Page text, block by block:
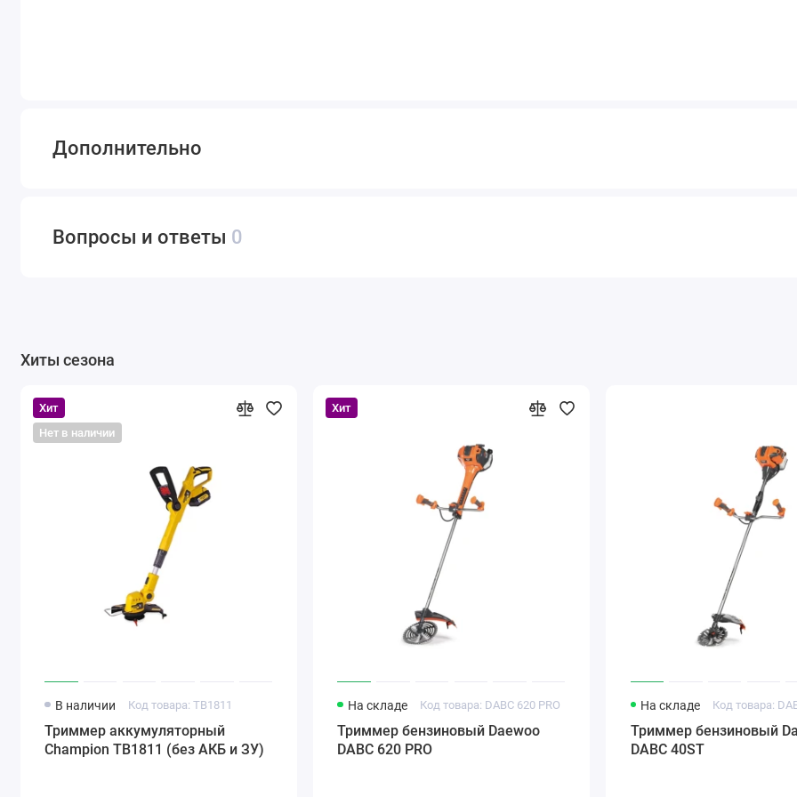
Вопросы и ответы 0
Дополнительно
Хиты сезона
Хит
Нет в наличии
В наличии Код товара: TB1811
Триммер аккумуляторный
Champion TB1811 (без АКБ и ЗУ)
Хит
На складе Код товара: DABC 620 PRO
Триммер бензиновый Daewoo
DABC 620 PRO
На складе Код товара:
Триммер бензиновый
DABC 40ST